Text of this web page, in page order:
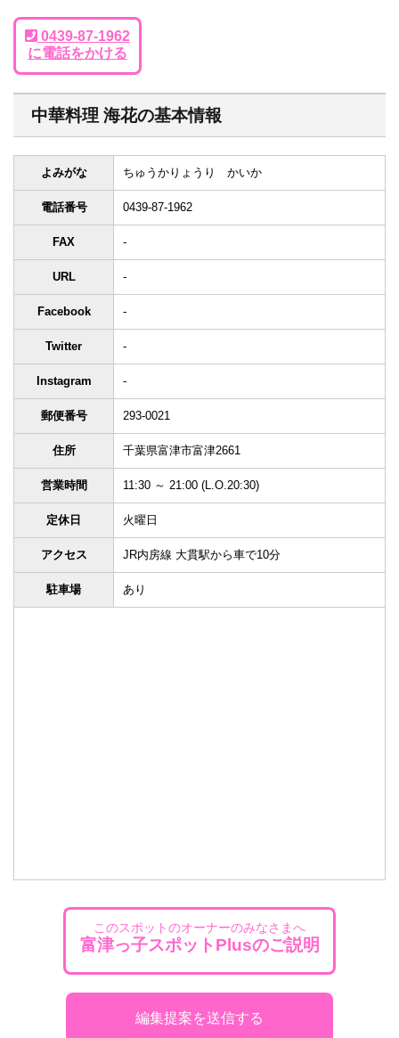
0439-87-1962
に電話をかける
中華料理 海花の基本情報
よみがな ちゅうかりょうり かいか
電話番号 0439-87-1962
FAX -
URL -
Facebook -
Twitter -
Instagram -
郵便番号 293-0021
住所 千葉県富津市富津2661
営業時間 11:30 ～ 21:00 (L.O.20:30)
定休日 火曜日
アクセス JR内房線 大貫駅から車で10分
駐車場 あり
このスポットのオーナーのみなさまへ
富津っ子スポットPlusのご説明